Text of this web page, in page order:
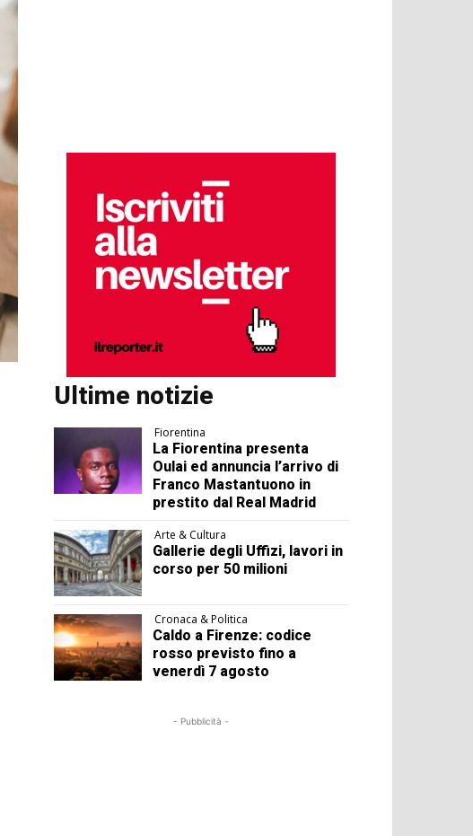
Ultime notizie
Fiorentina
La Fiorentina presenta
Oulai ed annuncia l’arrivo di
Franco Mastantuono in
prestito dal Real Madrid
Arte & Cultura
Gallerie degli Uffizi, lavori in
corso per 50 milioni
Cronaca & Politica
Caldo a Firenze: codice
rosso previsto fino a
venerdì 7 agosto
- Pubblicità -